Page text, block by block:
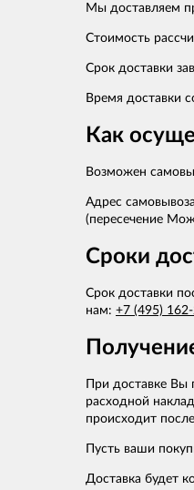
Мы доставляем
Стоимость
Срок доставки
Время доставки
Как
Возможен
Адрес
(пересечение
Сроки
Срок доставки
нам: +7 (495)
При доставке Вы
расходной
происходит
Пусть ваши
Доставка будет